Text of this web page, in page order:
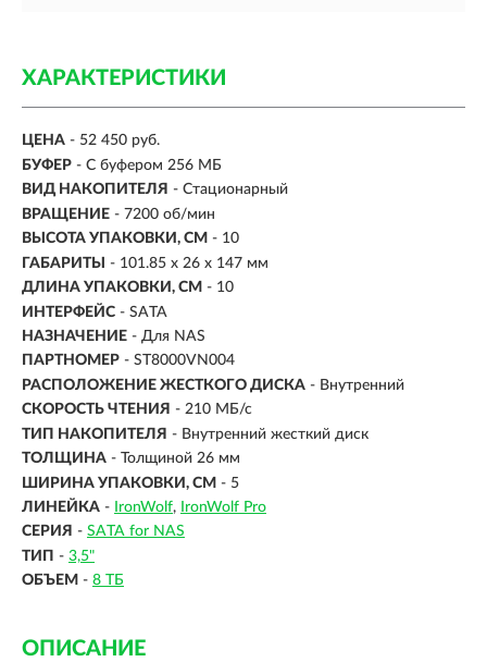
ХАРАКТЕРИСТИКИ
ЦЕНА - 52 450 руб.
БУФЕР - С буфером 256 МБ
ВИД НАКОПИТЕЛЯ - Стационарный
ВРАЩЕНИЕ - 7200 об/мин
ВЫСОТА УПАКОВКИ, СМ - 10
ГАБАРИТЫ
- 101.85 x 26 x 147 мм
ДЛИНА УПАКОВКИ, СМ - 10
ИНТЕРФЕЙС - SATA
НАЗНАЧЕНИЕ - Для NAS
ПАРТНОМЕР - ST8000VN004
РАСПОЛОЖЕНИЕ ЖЕСТКОГО ДИСКА - Внутренний
СКОРОСТЬ ЧТЕНИЯ - 210 МБ/с
ТИП НАКОПИТЕЛЯ - Внутренний жесткий диск
ТОЛЩИНА - Толщиной 26 мм
ШИРИНА УПАКОВКИ, СМ - 5
ЛИНЕЙКА - IronWolf
IronWolf Pro
СЕРИЯ - SATA for NAS
ТИП - 3,5"
ОБЪЕМ - 8 ТБ
ОПИСАНИЕ